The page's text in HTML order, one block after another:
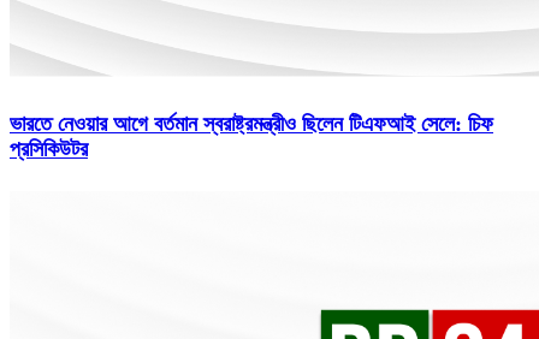
ভারতে নেওয়ার আগে বর্তমান স্বরাষ্ট্রমন্ত্রীও ছিলেন টিএফআই সেলে: চিফ
প্রসিকিউটর